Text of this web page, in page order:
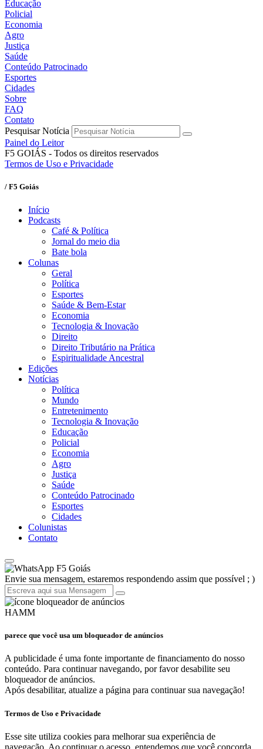
Educação
Policial
Economia
Agro
Justiça
Saúde
Conteúdo Patrocinado
Esportes
Cidades
Sobre
FAQ
Contato
Pesquisar Notícia
Painel do Leitor
F5 GOIÁS - Todos os direitos reservados
Termos de Uso e Privacidade
/ F5 Goiás
Início
Podcasts
Café & Política
Jornal do meio dia
Bate bola
Colunas
Geral
Política
Esportes
Saúde & Bem-Estar
Economia
Tecnologia & Inovação
Direito
Direito Tributário na Prática
Espiritualidade Ancestral
Edições
Notícias
Política
Mundo
Entretenimento
Tecnologia & Inovação
Educação
Policial
Economia
Agro
Justiça
Saúde
Conteúdo Patrocinado
Esportes
Cidades
Colunistas
Contato
F5 Goiás
Envie sua mensagem, estaremos respondendo assim que possível ; )
HAMM
parece que você usa um bloqueador de anúncios
A publicidade é uma fonte importante de financiamento do nosso
conteúdo. Para continuar navegando, por favor desabilite seu
bloqueador de anúncios.
Após desabilitar, atualize a página para continuar sua navegação!
Termos de Uso e Privacidade
Esse site utiliza cookies para melhorar sua experiência de
navegação. Ao continuar o acesso, entendemos que você concorda